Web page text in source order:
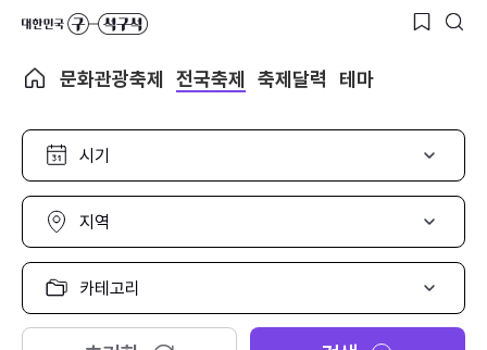
문화관광축제 전국축제 축제달력 테마
시
선
택
지
선
택
카
고
리